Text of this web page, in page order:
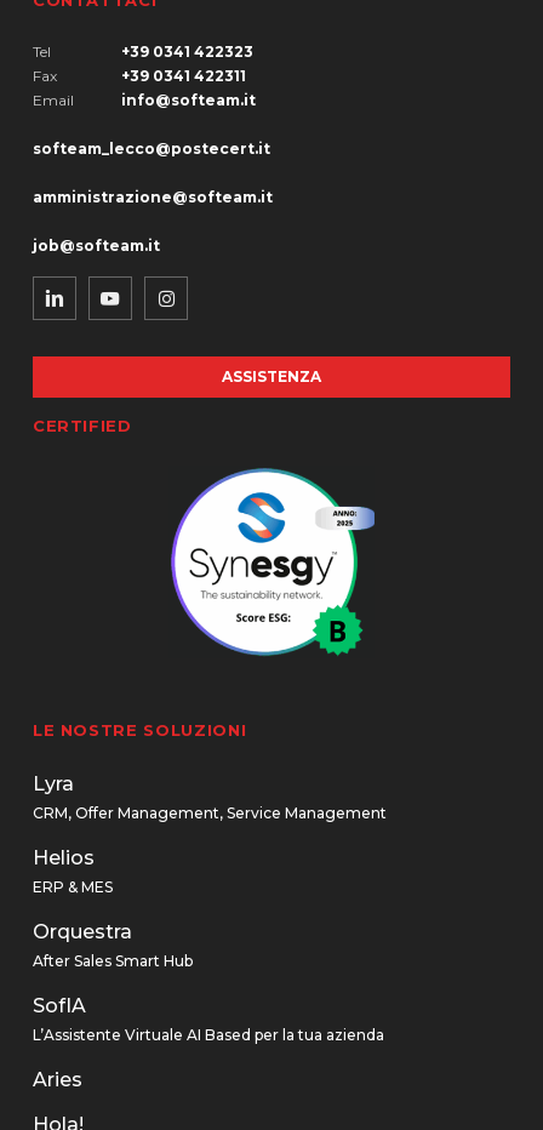
Tel
+39 0341 422323
Fax
+39 0341 422311
Email
info@softeam.it
softeam_lecco@postecert.it
amministrazione@softeam.it
job@softeam.it
ASSISTENZA
CERTIFIED
LE NOSTRE SOLUZIONI
Lyra
CRM, Offer Management, Service Management
Helios
ERP & MES
Orquestra
After Sales Smart Hub
SofIA
L’Assistente Virtuale AI Based per la tua azienda
Aries
Hola!